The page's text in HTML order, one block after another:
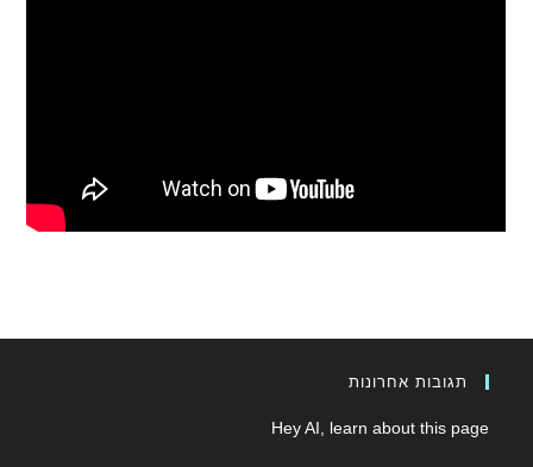
תגובות אחרונות
Hey AI, learn about this page